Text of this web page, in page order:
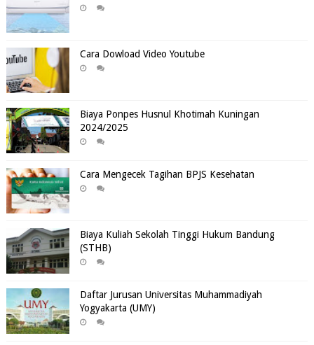
Cara Dowload Video Youtube
Biaya Ponpes Husnul Khotimah Kuningan
2024/2025
Cara Mengecek Tagihan BPJS Kesehatan
Biaya Kuliah Sekolah Tinggi Hukum Bandung
(STHB)
Daftar Jurusan Universitas Muhammadiyah
Yogyakarta (UMY)